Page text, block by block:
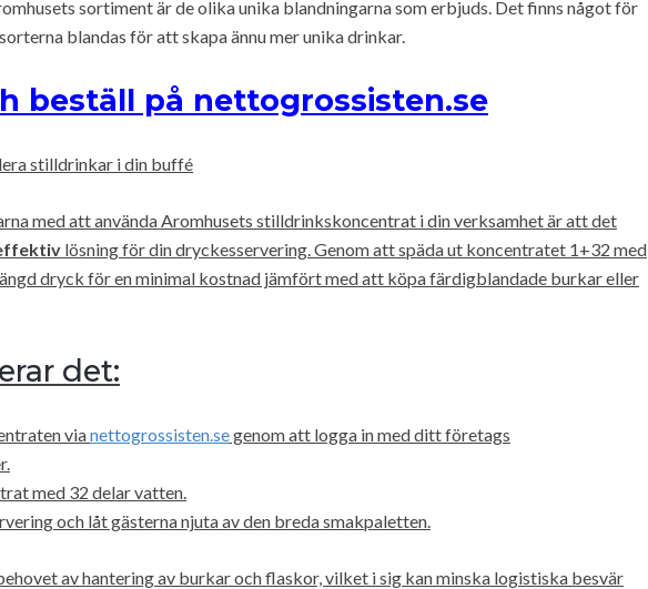
sortiment är de olika unika blandningarna som erbjuds. Det finns något för
blandas för att skapa ännu mer unika drinkar.
beställ på nettogrossisten.se
stilldrinkar i din buffé
med att använda Aromhusets stilldrinkskoncentrat i din verksamhet är att det
lösning för din dryckesservering. Genom att späda ut koncentratet 1+32 med
dryck för en minimal kostnad jämfört med att köpa färdigblandade burkar eller
det:
vianettogrossisten.segenom att logga in med ditt företags
med 32 delar vatten.
och låt gästerna njuta av den breda smakpaletten.
av hantering av burkar och flaskor, vilket i sig kan minska logistiska besvär